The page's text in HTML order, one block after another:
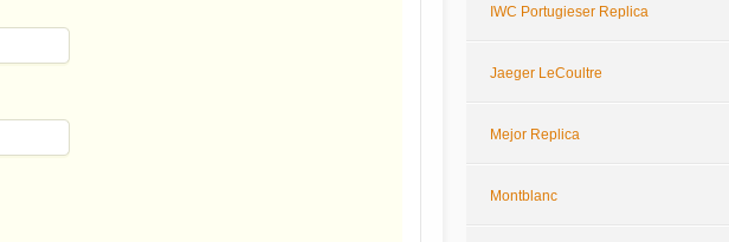
IWC Portugieser Replica
Jaeger LeCoultre
Mejor Replica
Montblanc